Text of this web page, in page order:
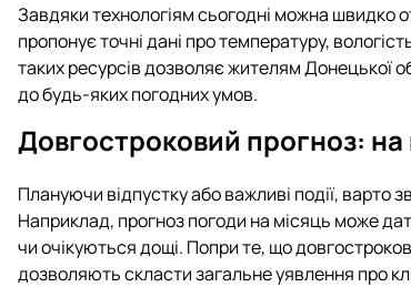
Завдяки технологіям сьогодні можна швидко
пропонує точні дані про температуру,
таких ресурсів дозволяє жителям Донецької
до будь-яких погодних умов.
Довгостроковий прогноз: на
Плануючи відпустку або важливі події, варто
Наприклад, прогноз погоди на місяць може
чи очікуються дощі. Попри те, що
дозволяють скласти загальне уявлення про